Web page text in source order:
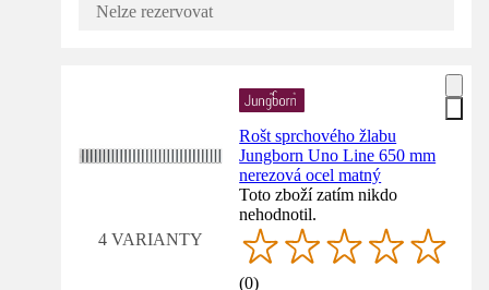
Nelze rezervovat
4 VARIANTY
Rošt sprchového žlabu
Jungborn Uno Line 650 mm
nerezová ocel matný
Toto zboží zatím nikdo
nehodnotil.
(0)